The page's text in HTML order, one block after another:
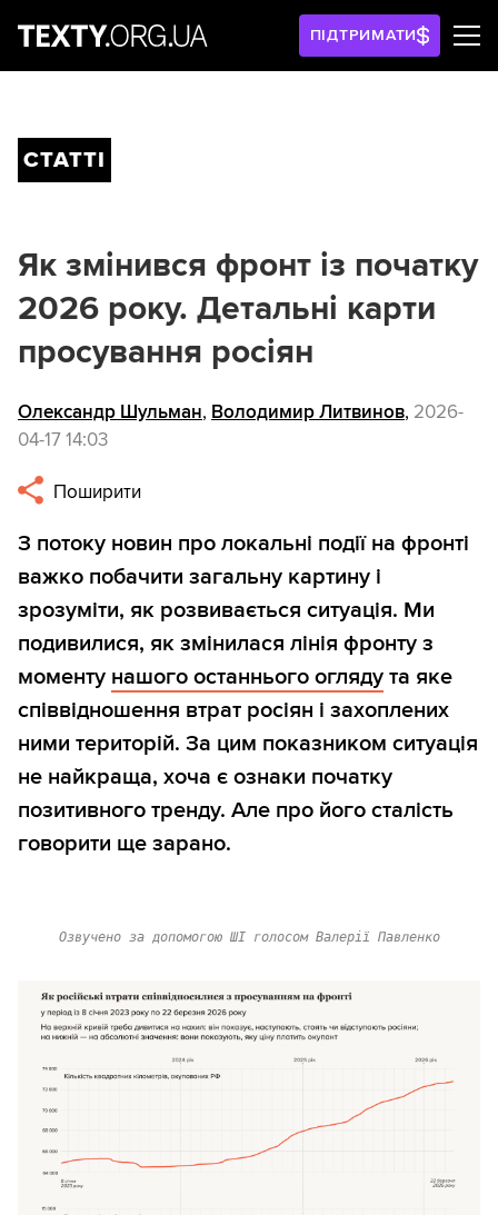
ПІДТРИМАТИ
СТАТТІ
Як змінився фронт із початку
2026 року. Детальні карти
просування росіян
Олександр Шульман, Володимир Литвинов, 2026-
04-17 14:03
Поширити
З потоку новин про локальні події на фронті
важко побачити загальну картину і
зрозуміти, як розвивається ситуація. Ми
подивилися, як змінилася лінія фронту з
моменту нашого останнього огляду та яке
співвідношення втрат росіян і захоплених
ними територій. За цим показником ситуація
не найкраща, хоча є ознаки початку
позитивного тренду. Але про його сталість
говорити ще зарано.
Озвучено за допомогою ШІ голосом Валерії Павленко